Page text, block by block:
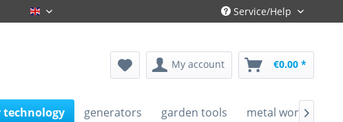
Gronau-Englisch Service/Help
My account €0.00 *
technology generators garden tools metal working
